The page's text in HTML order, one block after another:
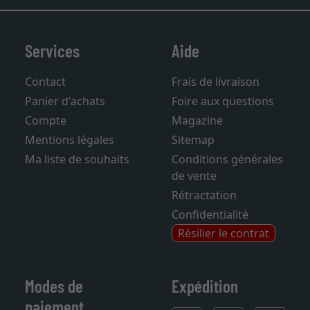
Services
Contact
Panier d'achats
Compte
Mentions légales
Ma liste de souhaits
Aide
Frais de livraison
Foire aux questions
Magazine
Sitemap
Conditions générales
de vente
Rétractation
Confidentialité
Résilier le contrat
Modes de
Expédition